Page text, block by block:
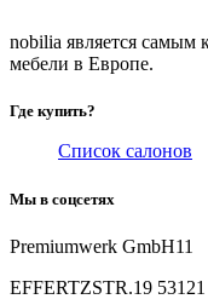
nobilia является самым
мебели в Европе.
Где купить?
Список салонов
Мы в соцсетях
Premiumwerk GmbH11
EFFERTZSTR.19